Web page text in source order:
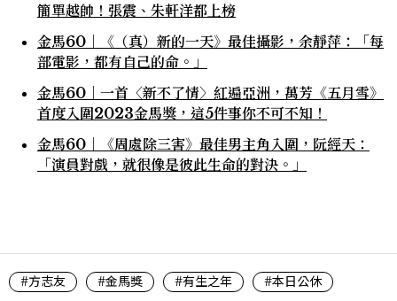
簡單越帥！張震、朱軒洋都上榜
金馬60｜《（真）新的一天》最佳攝影，余靜萍：「每
部電影，都有自己的命。」
金馬60｜一首〈新不了情〉紅遍亞洲，萬芳《五月雪》
首度入圍2023金馬獎，這5件事你不可不知！
金馬60｜《周處除三害》最佳男主角入圍，阮經天：
「演員對戲，就很像是彼此生命的對決。」
#方志友 #金馬獎 #有生之年
#本日公休